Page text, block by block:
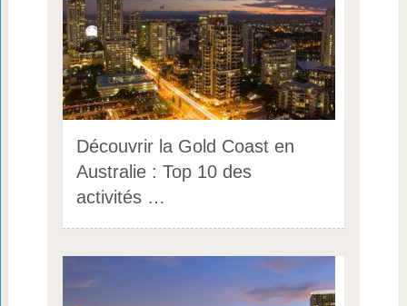
Découvrir la Gold Coast en
Australie : Top 10 des
activités …